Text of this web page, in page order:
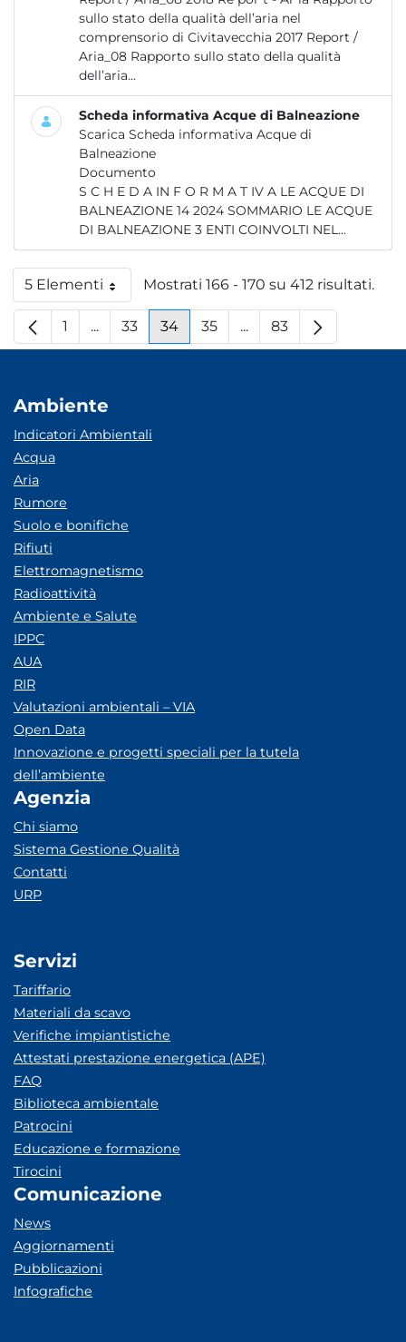
sullo stato della qualità dell’aria nel
comprensorio di Civitavecchia 2017 Report /
Aria_08 Rapporto sullo stato della qualità
dell’aria...
Scheda informativa Acque di Balneazione
Scarica Scheda informativa Acque di
Balneazione
Documento
S C H E D A IN F O R M A T IV A LE ACQUE DI
BALNEAZIONE 14 2024 SOMMARIO LE ACQUE
DI BALNEAZIONE 3 ENTI COINVOLTI NEL...
5 ElementiPer paginaMostrati 166 - 170 su 412 risultati.
Pagina
1 ...Pagine intermedie
Pagina
33 Pagina
34 Pagina
35 ...Pagine intermedie
Pagina
83
Ambiente
Indicatori Ambientali
Acqua
Aria
Rumore
Suolo e bonifiche
Rifiuti
Elettromagnetismo
Radioattività
Ambiente e Salute
IPPC
AUA
RIR
Valutazioni ambientali – VIA
Open Data
Innovazione e progetti speciali per la tutela
dell’ambiente
Agenzia
Chi siamo
Sistema Gestione Qualità
Contatti
URP
Servizi
Tariffario
Materiali da scavo
Verifiche impiantistiche
Attestati prestazione energetica (APE)
FAQ
Biblioteca ambientale
Patrocini
Educazione e formazione
Tirocini
Comunicazione
News
Aggiornamenti
Pubblicazioni
Infografiche